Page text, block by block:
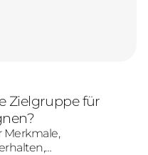
Zielgruppe für
Merkmale,